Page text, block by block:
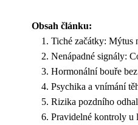
Obsah článku:
Tiché začátky: Mýtus
Nenápadné signály:
Hormonální bouře
Psychika a vnímání
Rizika pozdního
Pravidelné kontroly u